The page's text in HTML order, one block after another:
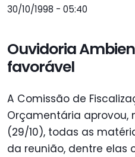
30/10/1998 - 05:40
Ouvidoria
favorável
A Comissão de
Orçamentária
(29/10), todas as
da reunião, dentre elas